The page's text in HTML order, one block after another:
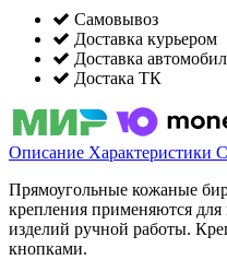
Самовывоз
Доставка курьером
Доставка
Достака ТК
Описание Характеристики
Прямоугольные кожаные
крепления применяются
изделий ручной работы.
кнопками.